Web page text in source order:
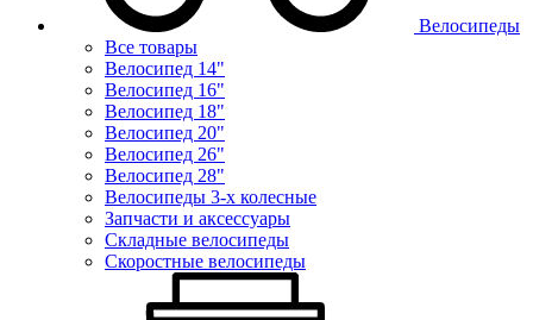
Велосипеды
Все товары
Велосипед 14"
Велосипед 16"
Велосипед 18"
Велосипед 20"
Велосипед 26"
Велосипед 28"
Велосипеды 3-х колесные
Запчасти и аксессуары
Складные велосипеды
Скоростные велосипеды